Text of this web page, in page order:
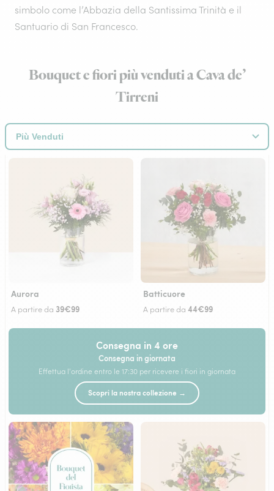
simbolo come l’Abbazia della Santissima Trinità e il
Santuario di San Francesco.
Bouquet e fiori più venduti a Cava de’
Tirreni
Aurora
A partire da 39€99
Batticuore
A partire da 44€99
Consegna in 4 ore
Consegna in giornata
Effettua l'ordine entro le 17:30 per ricevere i fiori in giornata
Scopri la nostra collezione →